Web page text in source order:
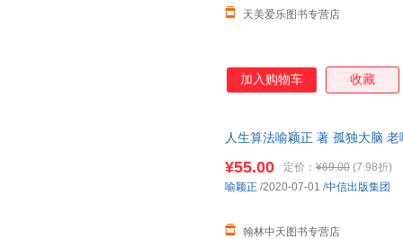
天美爱乐图书专营店
加入购物车 收藏
人生算法喻颖正 著 孤独大脑
¥55.00 定价： ¥69.00 (7.98折)
翰林中天图书专营店
喻颖正 /2020-07-01 /中信出版集团